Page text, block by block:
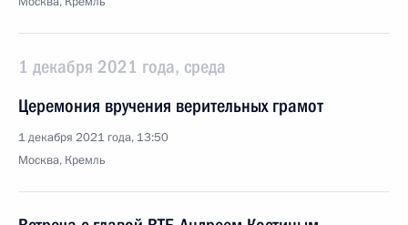
1 декабря 2021 года, среда
Церемония вручения верительных грамот
1 декабря 2021 года, 13:50
Москва, Кремль